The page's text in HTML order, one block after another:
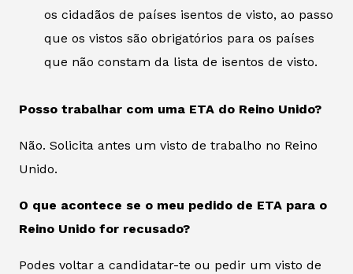
os cidadãos de países isentos de visto, ao passo
que os vistos são obrigatórios para os países
que não constam da lista de isentos de visto.
Posso trabalhar com uma ETA do Reino Unido?
Não. Solicita antes um visto de trabalho no Reino
Unido.
O que acontece se o meu pedido de ETA para o
Reino Unido for recusado?
Podes voltar a candidatar-te ou pedir um visto de